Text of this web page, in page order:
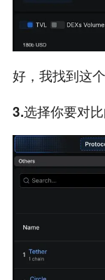
好，我找到这
3.选择你要对